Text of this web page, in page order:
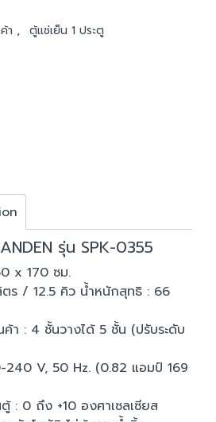
า , ตู้แช่เย็น 1 ประตู
รุ่น SPK-0355
x 170 ซม.
ร / 12.5 คิว น้ำหนักสุทธิ : 66
า : 4 ชั้นวางได้ 5 ชั้น (ปรับระดับ
240 V, 50 Hz. (0.82 แอมป์ 169
: 0 ถึง +10 องศาเซลเซียส